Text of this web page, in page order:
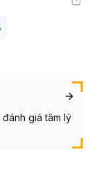
giá tâm lý